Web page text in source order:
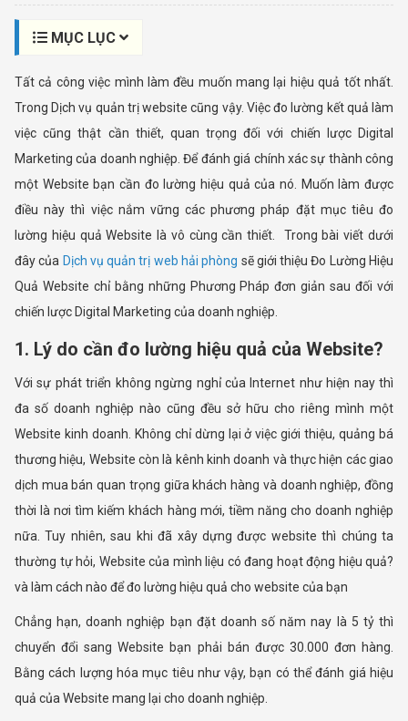
MỤC LỤC
Tất cả công việc mình làm đều muốn mang lại hiệu quả tốt nhất.
Trong Dịch vụ quản trị website cũng vậy. Việc đo lường kết quả làm
việc cũng thật cần thiết, quan trọng đối với chiến lược Digital
Marketing của doanh nghiệp. Để đánh giá chính xác sự thành công
một Website bạn cần đo lường hiệu quả của nó. Muốn làm được
điều này thì việc nắm vững các phương pháp đặt mục tiêu đo
lường hiệu quả Website là vô cùng cần thiết. Trong bài viết dưới
đây của Dịch vụ quản trị web hải phòng sẽ giới thiệu Đo Lường Hiệu
Quả Website chỉ bằng những Phương Pháp đơn giản sau đối với
chiến lược Digital Marketing của doanh nghiệp.
1. Lý do cần đo lường hiệu quả của Website?
Với sự phát triển không ngừng nghỉ của Internet như hiện nay thì
đa số doanh nghiệp nào cũng đều sở hữu cho riêng mình một
Website kinh doanh. Không chỉ dừng lại ở việc giới thiệu, quảng bá
thương hiệu, Website còn là kênh kinh doanh và thực hiện các giao
dịch mua bán quan trọng giữa khách hàng và doanh nghiệp, đồng
thời là nơi tìm kiếm khách hàng mới, tiềm năng cho doanh nghiệp
nữa. Tuy nhiên, sau khi đã xây dựng được website thì chúng ta
thường tự hỏi, Website của mình liệu có đang hoạt động hiệu quả?
và làm cách nào để đo lường hiệu quả cho website của bạn
Chẳng hạn, doanh nghiệp bạn đặt doanh số năm nay là 5 tỷ thì
chuyển đổi sang Website bạn phải bán được 30.000 đơn hàng.
Bằng cách lượng hóa mục tiêu như vậy, bạn có thể đánh giá hiệu
quả của Website mang lại cho doanh nghiệp.